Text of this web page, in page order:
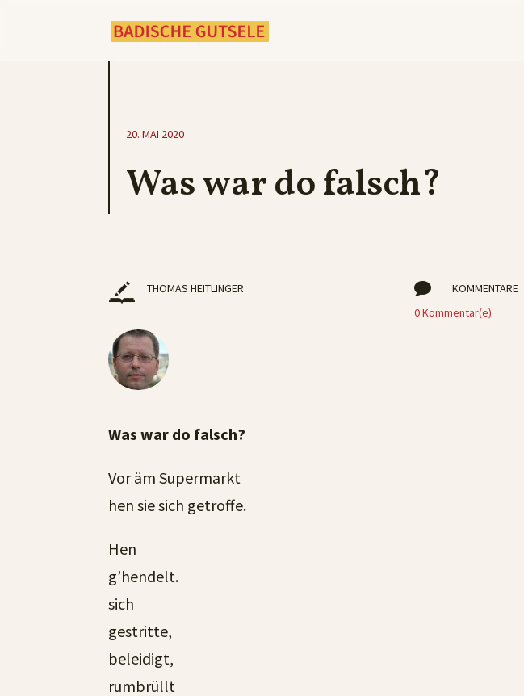
20. MAI 2020
Was war do falsch?
THOMAS HEITLINGER 
KOMMENTARE
0 Kommentar(e)
Was war do falsch?
Vor äm Supermarkt
hen sie sich getroffe.
Hen
g’hendelt.
sich
gestritte,
beleidigt,
rumbrüllt